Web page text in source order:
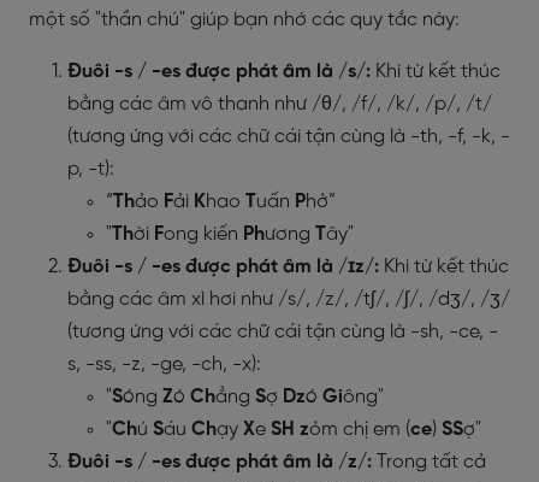
một số "thần chú" giúp bạn nhớ các quy tắc này:
Đuôi -s / -es được phát âm là /s/: Khi từ kết thúc
bằng các âm vô thanh như /θ/, /f/, /k/, /p/, /t/
(tương ứng với các chữ cái tận cùng là -th, -f, -k, -
p, -t):
“Thảo Fải Khao Tuấn Phở”
"Thời Fong kiến Phương Tây"
Đuôi -s / -es được phát âm là /ɪz/: Khi từ kết thúc
bằng các âm xì hơi như /s/, /z/, /tʃ/, /ʃ/, /dʒ/, /ʒ/
(tương ứng với các chữ cái tận cùng là -sh, -ce, -
s, -ss, -z, -ge, -ch, -x):
"Sóng Zó Chẳng Sợ Dzó Giông"
"Chú Sáu Chạy Xe SH zỏm chị em (ce) SSợ"
Đuôi -s / -es được phát âm là /z/: Trong tất cả